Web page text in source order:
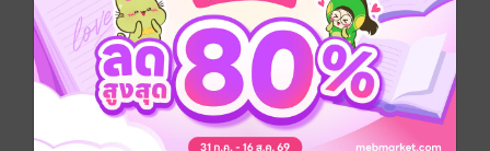
เดินหมากจากโลกเซียน
และสาวงามที่มาสดับฟังบทเพลงทุกค่ำคืนคนนั้นก็คือ
เทพธิดาอันดับหนึ่งแห่งโลกเซียน…
หนังสือแปล กำลังภายใน นิยายจีนแปล